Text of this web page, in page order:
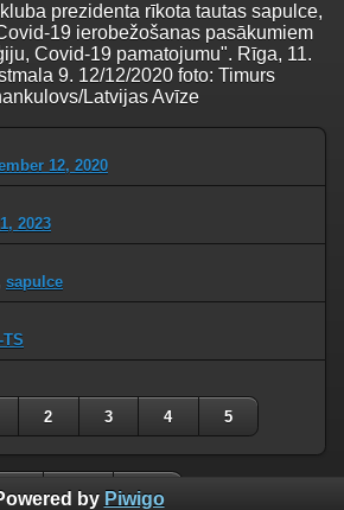
prezidenta rīkota tautas sapulce,
19 ierobežošanas pasākumiem
Covid-19 pamatojumu". Rīga, 11.
9. 12/12/2020 foto: Timurs
Latvijas Avīze
12, 2020
2023
sapulce
TS
2 3 4 5
by Piwigo